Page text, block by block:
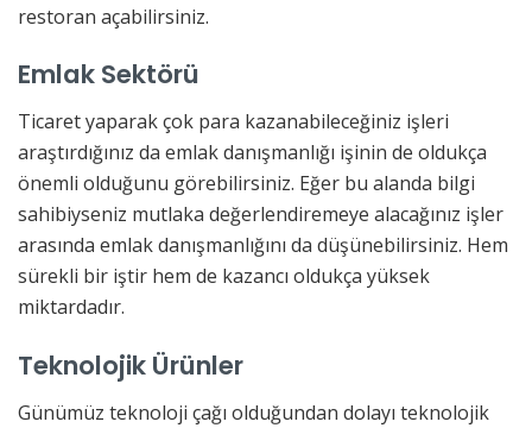
restoran açabilirsiniz.
Emlak Sektörü
Ticaret yaparak çok para kazanabileceğiniz işleri
araştırdığınız da emlak danışmanlığı işinin de oldukça
önemli olduğunu görebilirsiniz. Eğer bu alanda bilgi
sahibiyseniz mutlaka değerlendiremeye alacağınız işler
arasında emlak danışmanlığını da düşünebilirsiniz. Hem
sürekli bir iştir hem de kazancı oldukça yüksek
miktardadır.
Teknolojik Ürünler
Günümüz teknoloji çağı olduğundan dolayı teknolojik